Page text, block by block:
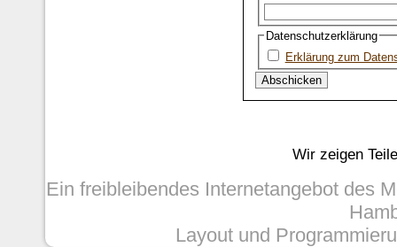
Datenschutzerklärung
Erklärung zum
Wir zeigen
Ein freibleibendes Internetangebot des
Layout und